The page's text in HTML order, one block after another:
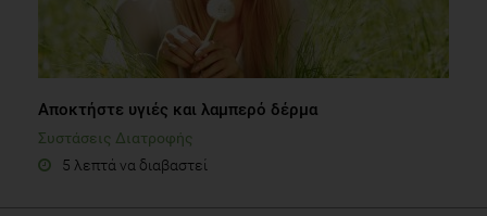
Αποκτήστε υγιές και λαμπερό δέρμα
Συστάσεις Διατροφής
5 λεπτά να διαβαστεί